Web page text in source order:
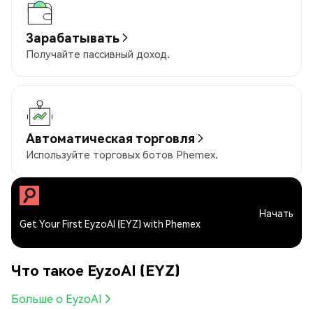
Зарабатывать
Получайте пассивный доход.
Автоматическая торговля
Используйте торговых ботов Phemex.
Get Your First EyzoAI (EYZ) with Phemex
Начать
Что такое EyzoAI (EYZ)
Больше о EyzoAI